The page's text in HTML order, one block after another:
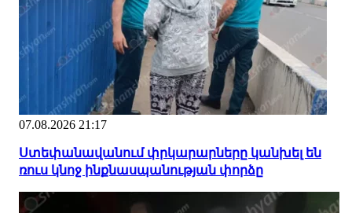
07.08.2026 21:17
Ստեփանավանում փրկարարները կանխել են
ռուս կնոջ ինքնասպանության փորձը